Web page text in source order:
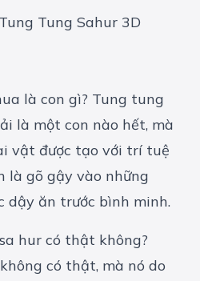
là con gì? Tung tung
là một con nào hết, mà
vật được tạo với trí tuệ
là gõ gậy vào những
dậy ăn trước bình minh.
hur có thật không?
có thật, mà nó do